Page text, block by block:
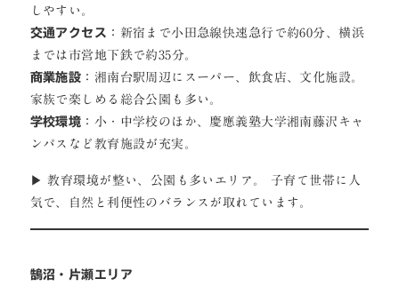
しやすい。
交通アクセス ：新宿まで小田急線快速急行で約60分、横浜
までは市営地下鉄で約35分。
商業施設 ：湘南台駅周辺にスーパー、飲食店、文化施設。
家族で楽しめる総合公園も多い。
学校環境 ：小・中学校のほか、慶應義塾大学湘南藤沢キャ
ンパスなど教育施設が充実。
▶ 教育環境が整い、公園も多いエリア。 子育て世帯に人
気で、自然と利便性のバランスが取れています。
鵠沼・片瀬エリア